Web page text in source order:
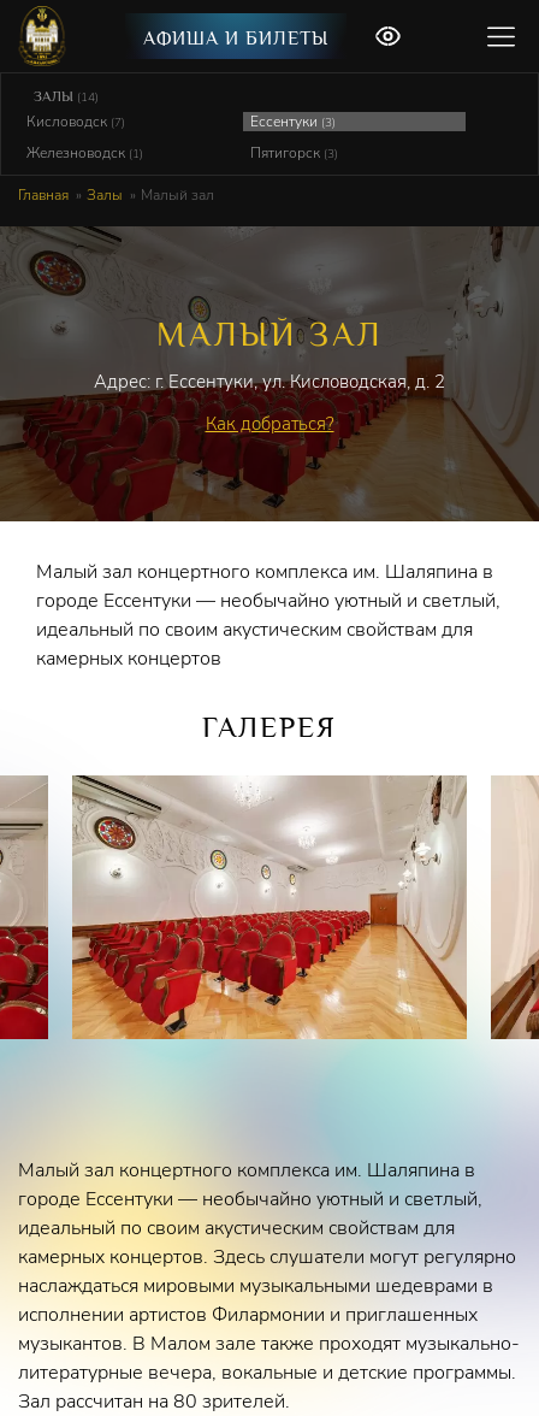
АФИША И БИЛЕТЫ
ЗАЛЫ (14)
Кисловодск (7) Ессентуки (3)
Железноводск (1) Пятигорск (3)
Главная Залы Малый зал
МАЛЫЙ ЗАЛ
Адрес: г. Ессентуки, ул. Кисловодская, д. 2
Как добраться?
Малый зал концертного комплекса им. Шаляпина в
городе Ессентуки — необычайно уютный и светлый,
идеальный по своим акустическим свойствам для
камерных концертов
ГАЛЕРЕЯ
Малый зал концертного комплекса им. Шаляпина в
городе Ессентуки — необычайно уютный и светлый,
идеальный по своим акустическим свойствам для
камерных концертов. Здесь слушатели могут регулярно
наслаждаться мировыми музыкальными шедеврами в
исполнении артистов Филармонии и приглашенных
музыкантов. В Малом зале также проходят музыкально-
литературные вечера, вокальные и детские программы.
Зал рассчитан на 80 зрителей.